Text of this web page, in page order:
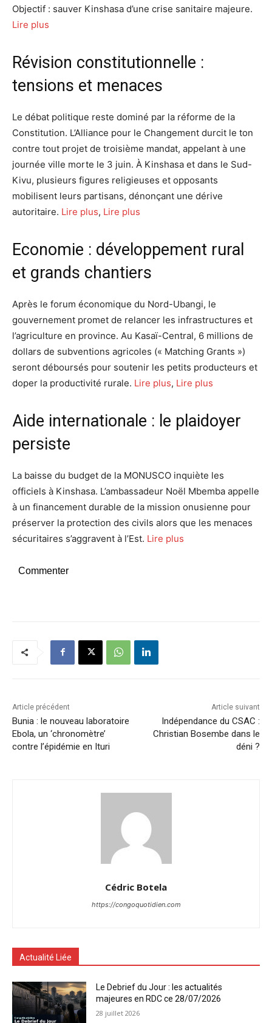
Objectif : sauver Kinshasa d’une crise sanitaire majeure.
Lire plus
Révision constitutionnelle :
tensions et menaces
Le débat politique reste dominé par la réforme de la
Constitution. L’Alliance pour le Changement durcit le ton
contre tout projet de troisième mandat, appelant à une
journée ville morte le 3 juin. À Kinshasa et dans le Sud-
Kivu, plusieurs figures religieuses et opposants
mobilisent leurs partisans, dénonçant une dérive
autoritaire. Lire plus, Lire plus
Economie : développement rural
et grands chantiers
Après le forum économique du Nord-Ubangi, le
gouvernement promet de relancer les infrastructures et
l’agriculture en province. Au Kasaï-Central, 6 millions de
dollars de subventions agricoles (« Matching Grants »)
seront déboursés pour soutenir les petits producteurs et
doper la productivité rurale. Lire plus, Lire plus
Aide internationale : le plaidoyer
persiste
La baisse du budget de la MONUSCO inquiète les
officiels à Kinshasa. L’ambassadeur Noël Mbemba appelle
à un financement durable de la mission onusienne pour
préserver la protection des civils alors que les menaces
sécuritaires s’aggravent à l’Est. Lire plus
Commenter
Article précédent
Bunia : le nouveau laboratoire
Ebola, un ‘chronomètre’
contre l’épidémie en Ituri
Article suivant
Indépendance du CSAC :
Christian Bosembe dans le
déni ?
Cédric Botela
https://congoquotidien.com
Actualité Liée
Le Debrief du Jour : les actualités
majeures en RDC ce 28/07/2026
28 juillet 2026